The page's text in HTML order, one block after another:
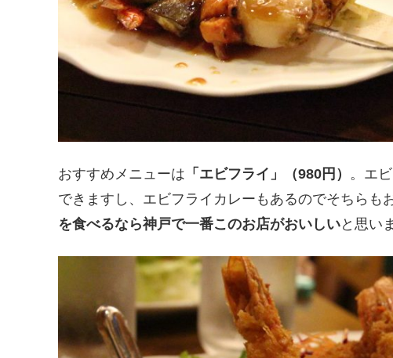
おすすめメニューは 「エビフライ」（980円） 。エ
できますし、エビフライカレーもあるのでそちらも
を食べるなら神戸で一番このお店がおいしいと思い